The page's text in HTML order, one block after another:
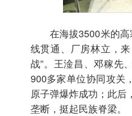
在海拔3500米的
线贯通、厂房林立，
战”。王淦昌、邓稼先
900多家单位协同攻关
原子弹爆炸成功；此后
垄断，挺起民族脊梁。